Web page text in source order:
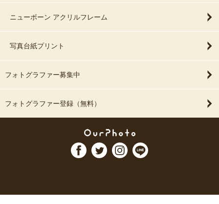
ニューボーン アクリルフレーム
写真台紙プリント
フォトグラファー募集中
フォトグラファー登録（無料）